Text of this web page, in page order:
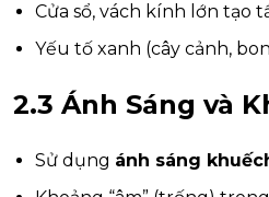
Cửa sổ, vách kính lớn tạo
Yếu tố xanh (cây cảnh,
2.3 Ánh Sáng và
Sử dụng ánh sáng